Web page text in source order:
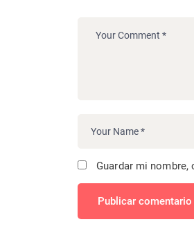
Guardar mi
Publicar comentario